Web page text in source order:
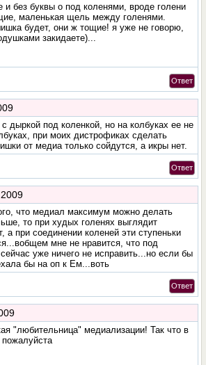
и без буквы о под коленями, вроде голени
маленькая щель между голенями.
будет, они ж тощие! я уже не говорю,
закидаете)...
Ответ
дыркой под коленкой, но на колбуках ее не
при моих дистрофиках сделать
от медиа только сойдутся, а икры нет.
Ответ
что медиал максимум можно делать
то при худых голенях выглядит
а при соединении коленей эти ступеньки
мне не нравится, что под
уже ничего не исправить...но если бы
бы на оп к Ем...воть
Ответ
"любительница" медиализации! Так что в